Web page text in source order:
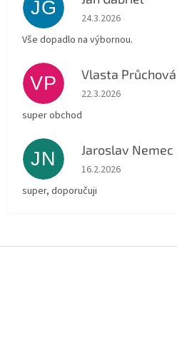
JG Hodnocení obchodu je
24.3.2026
Vše dopadlo na výbornou.
VP Vlasta Průchová
Hodnocení obchodu je
22.3.2026
super obchod
JN Jaroslav Nemec
Hodnocení obchodu je
16.2.2026
super, doporučuji